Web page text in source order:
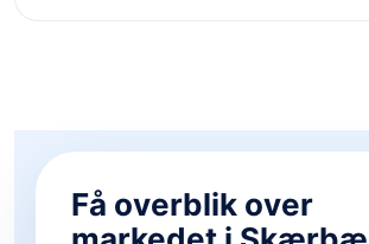
Få overblik over